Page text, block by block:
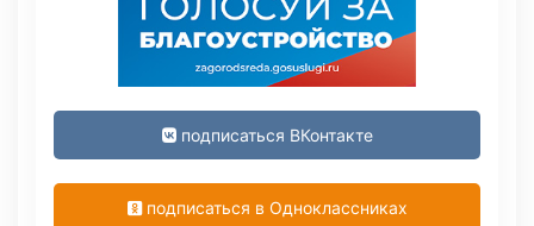
подписаться ВКонтакте
подписаться в Одноклассниках